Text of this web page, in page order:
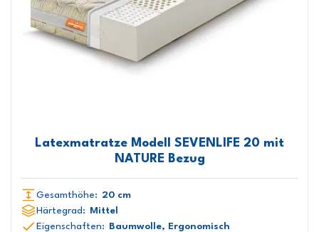
Latexmatratze Modell SEVENLIFE 20 mit
NATURE Bezug
Gesamthöhe: 20 cm
Härtegrad: Mittel
Eigenschaften: Baumwolle, Ergonomisch